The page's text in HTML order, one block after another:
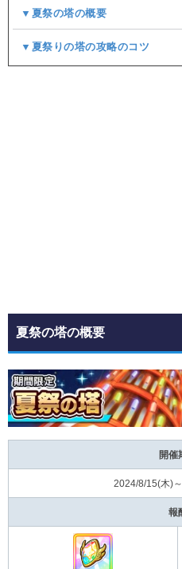
▼夏祭の塔の概要
▼夏祭りの塔の攻略のコツ
夏祭の塔の概要
開催
2024/8/15(木)
報